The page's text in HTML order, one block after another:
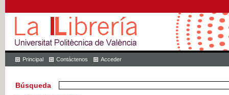
Principal Contáctenos Acceder
Búsqueda